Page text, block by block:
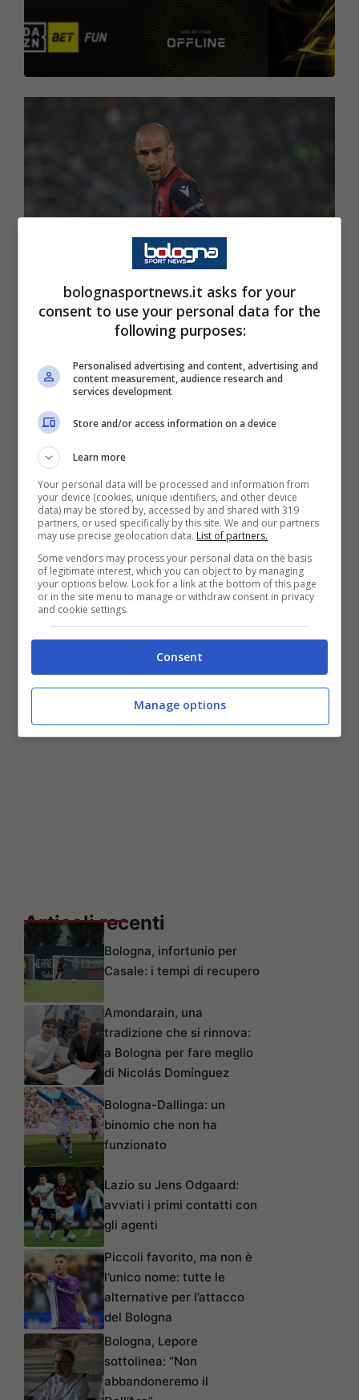
effettuato lunedì è risultato ancora negativo.
prossimi test, anche quelli
sierologici, verranno effettuati fra qualche
giorno. Nel frattempo oggi dovrebbe
riaggregarsi al gruppo sul campo
RodrigoPalacio. Nella giornata di ieri,
l'attaccante argentino ha lavorato da casa
ma nel pomeriggio si è presentato al discorso
di SinisaMihajlovic
Articoli recenti
Bologna, infortunio per
Casale: i tempi di recupero
Amondarain, una
tradizione che si rinnova:
a Bologna per fare meglio
di Nicolás Domínguez
Bologna-Dallinga: un
binomio che non ha
funzionato
Lazio su Jens Odgaard:
avviati i primi contatti con
gli agenti
Piccoli favorito, ma non è
l’unico nome: tutte le
alternative per l’attacco
del Bologna
Bologna, Lepore
sottolinea: “Non
abbandoneremo il
bolognasportnews.it asks for your
consent to use your personal data for the
following purposes:
Personalised advertising and content, advertising and
content measurement, audience research and
services development
Store and/or access information on a device
Learn more
Your personal data will be processed and information from
your device (cookies, unique identifiers, and other device
data) may be stored by, accessed by and shared with 319
partners, or used specifically by this site. We and our partners
may use precise geolocation data. List of partners.
Some vendors may process your personal data on the basis
of legitimate interest, which you can object to by managing
your options below. Look for a link at the bottom of this page
or in the site menu to manage or withdraw consent in privacy
and cookie settings.
Consent
Manage options